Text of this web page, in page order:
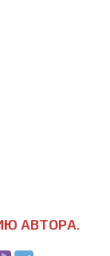
АВТОРА.